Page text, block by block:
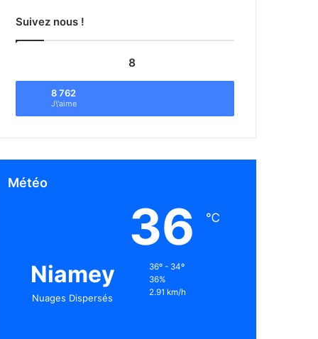
Suivez nous !
8
8 762
J\'aime
Météo
Niamey
Nuages Dispersés
36 ℃
36º - 34º
36%
2.91 km/h